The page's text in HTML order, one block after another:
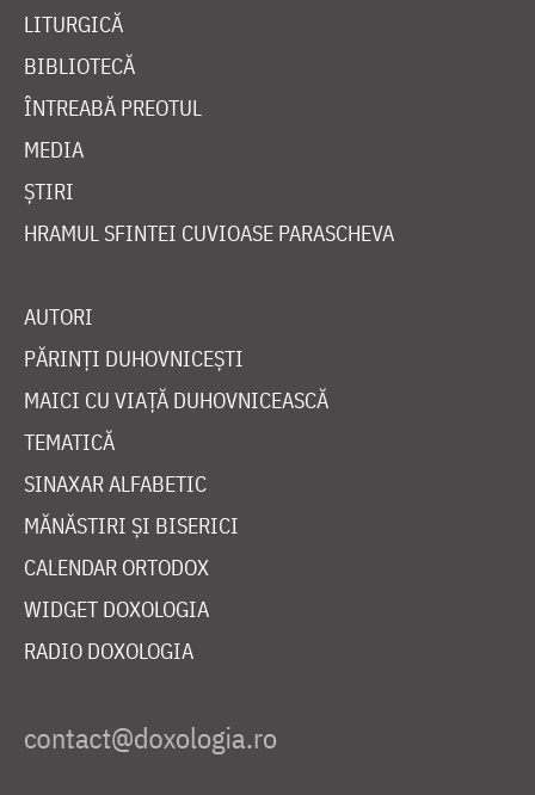
LITURGICĂ
BIBLIOTECĂ
ÎNTREABĂ PREOTUL
MEDIA
ȘTIRI
HRAMUL SFINTEI CUVIOASE PARASCHEVA
AUTORI
PĂRINȚI DUHOVNICEȘTI
MAICI CU VIAȚĂ DUHOVNICEASCĂ
TEMATICĂ
SINAXAR ALFABETIC
MĂNĂSTIRI ȘI BISERICI
CALENDAR ORTODOX
WIDGET DOXOLOGIA
RADIO DOXOLOGIA